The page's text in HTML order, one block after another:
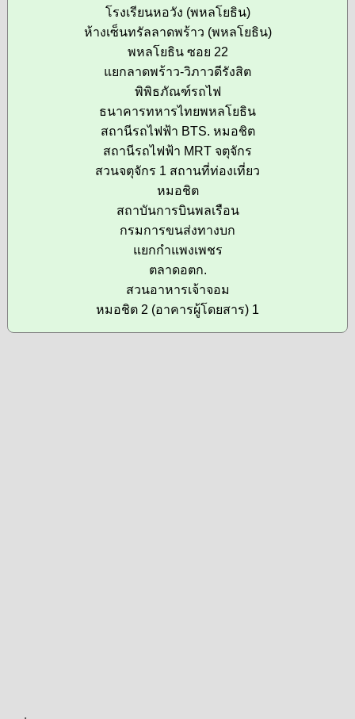
โรงเรียนหอวัง (พหลโยธิน)
ห้างเซ็นทรัลลาดพร้าว (พหลโยธิน)
พหลโยธิน ซอย 22
แยกลาดพร้าว-วิภาวดีรังสิต
พิพิธภัณฑ์รถไฟ
ธนาคารทหารไทยพหลโยธิน
สถานีรถไฟฟ้า BTS. หมอชิต
สถานีรถไฟฟ้า MRT จตุจักร
สวนจตุจักร 1 สถานที่ท่องเที่ยว
หมอชิต
สถาบันการบินพลเรือน
กรมการขนส่งทางบก
แยกกำแพงเพชร
ตลาดอตก.
สวนอาหารเจ้าจอม
หมอชิต 2 (อาคารผู้โดยสาร) 1